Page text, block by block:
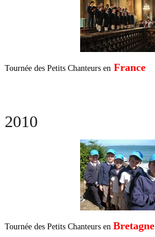
Tournée des Petits Chanteurs en France
2010
Tournée des Petits Chanteurs en Bretagne